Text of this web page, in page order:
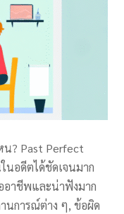
น? Past Perfect
นอดีตได้ชัดเจนมาก
อาชีพและน่าฟังมาก
นการณ์ต่าง ๆ, ข้อผิด